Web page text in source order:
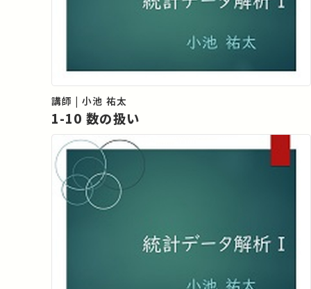
講師 | 小池 祐太
1-10 数の扱い